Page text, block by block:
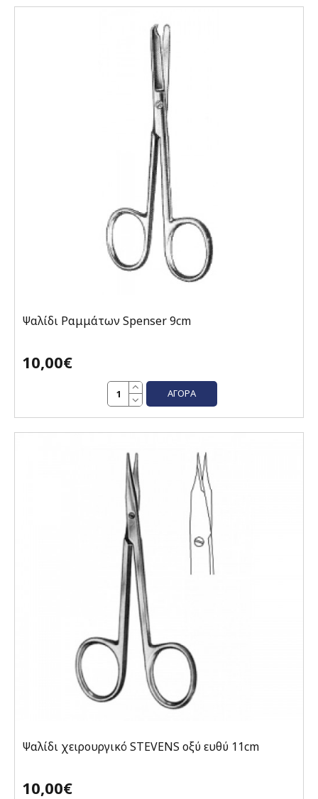
Ψαλίδι Ραμμάτων Spenser 9cm
10,00€
ΑΓΟΡΆ
Ψαλίδι χειρουργικό STEVENS οξύ ευθύ 11cm
10,00€